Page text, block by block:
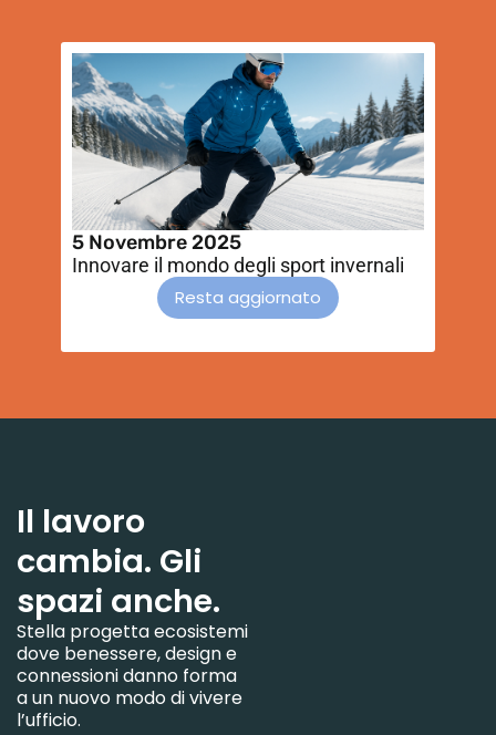
5 Novembre 2025
Innovare il mondo degli sport invernali
Resta aggiornato
Il lavoro
cambia. Gli
spazi anche.
Stella progetta ecosistemi
dove benessere, design e
connessioni danno forma
a un nuovo modo di vivere
l’ufficio.